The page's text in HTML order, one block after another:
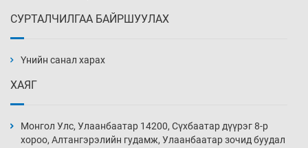
нэмэгджээ
Уржигдар 13 цаг 30 мин
СУРТАЛЧИЛГАА БАЙРШУУЛАХ
Үнийн санал харах
ХАЯГ
Монгол Улс, Улаанбаатар 14200, Сүхбаатар дүүрэг 8-р
хороо, Алтангэрэлийн гудамж, Улаанбаатар зочид буудал